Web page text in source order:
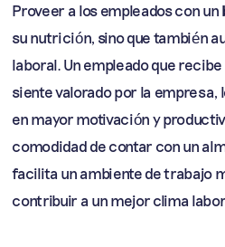
Proveer a los empleados con un
su nutrición, sino que también
laboral. Un empleado que
siente valorado por la empresa,
en mayor motivación y
comodidad de contar con un
facilita un ambiente de trabajo
contribuir a un mejor clima